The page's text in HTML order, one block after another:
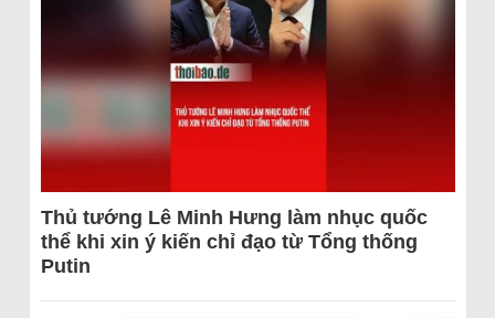
Thủ tướng Lê Minh Hưng làm nhục quốc
thể khi xin ý kiến chỉ đạo từ Tổng thống
Putin